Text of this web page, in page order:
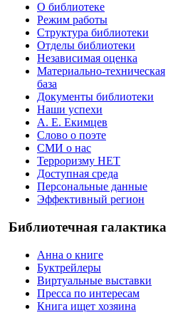
О библиотеке
Режим работы
Структура библиотеки
Отделы библиотеки
Независимая оценка
Материально-техническая
база
Документы библиотеки
Наши успехи
А. Е. Екимцев
Слово о поэте
СМИ о нас
Терроризму НЕТ
Доступная среда
Персональные данные
Эффективный регион
Библиотечная галактика
Анна о книге
Буктрейлеры
Виртуальные выставки
Пресса по интересам
Книга ищет хозяина